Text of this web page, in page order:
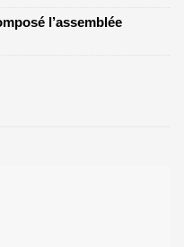
l’assemblée